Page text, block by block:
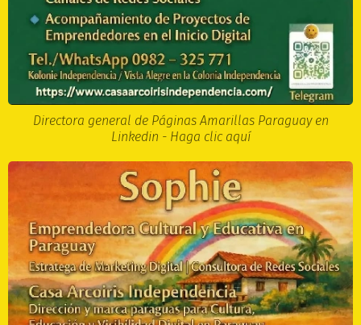
Directora general de Páginas Amarillas Paraguay en
Linkedin - Haga clic aquí